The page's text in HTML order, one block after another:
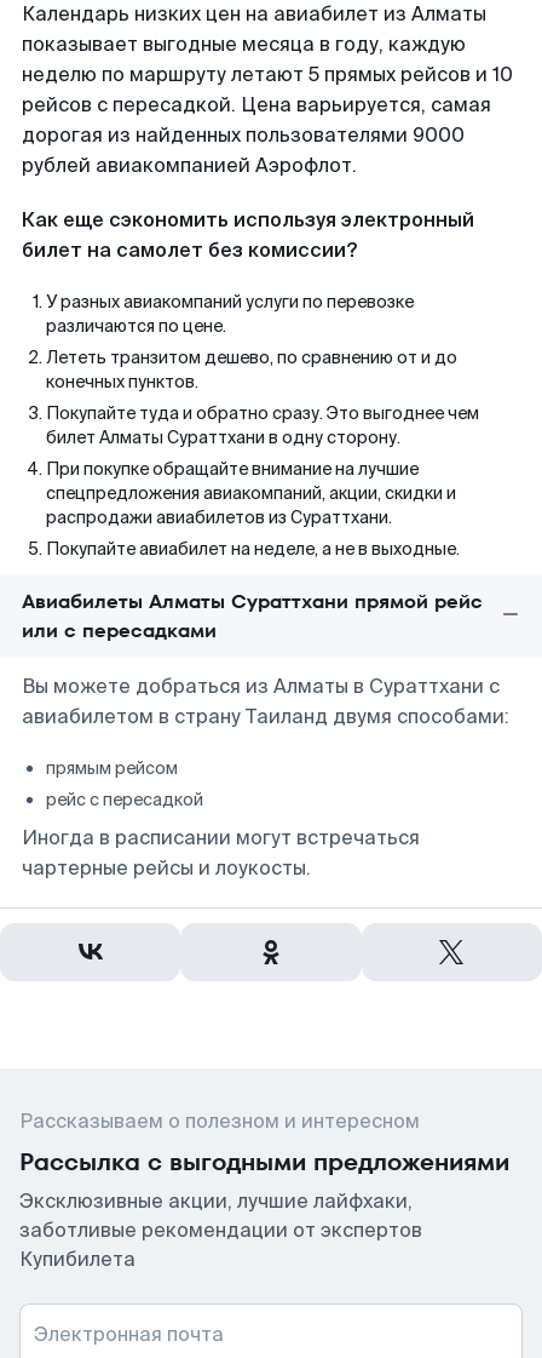
Календарь низких цен на авиабилет из Алматы
показывает выгодные месяца в году, каждую
неделю по маршруту летают 5 прямых рейсов и 10
рейсов с пересадкой. Цена варьируется, самая
дорогая из найденных пользователями 9000
рублей авиакомпанией Аэрофлот.
Как еще сэкономить используя электронный
билет на самолет без комиссии?
У разных авиакомпаний услуги по перевозке
различаются по цене.
Лететь транзитом дешево, по сравнению от и до
конечных пунктов.
Покупайте туда и обратно сразу. Это выгоднее чем
билет Алматы Сураттхани в одну сторону.
При покупке обращайте внимание на лучшие
спецпредложения авиакомпаний, акции, скидки и
распродажи авиабилетов из Сураттхани.
Покупайте авиабилет на неделе, а не в выходные.
Авиабилеты Алматы Сураттхани прямой рейс
или с пересадками
Вы можете добраться из Алматы в Сураттхани с
авиабилетом в страну Таиланд двумя способами:
прямым рейсом
рейс с пересадкой
Иногда в расписании могут встречаться
чартерные рейсы и лоукосты.
Рассказываем о полезном и интересном
Рассылка с выгодными предложениями
Эксклюзивные акции, лучшие лайфхаки,
заботливые рекомендации от экспертов
Купибилета
Электронная почта